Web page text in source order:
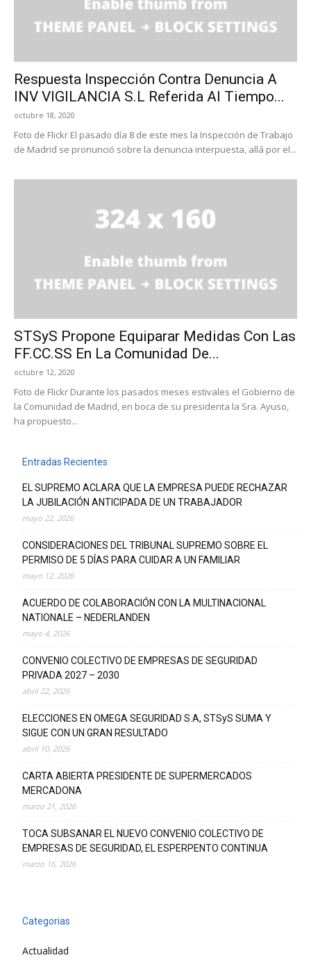
Respuesta Inspección Contra Denuncia A
INV VIGILANCIA S.L Referida Al Tiempo...
octubre 18, 2020
Foto de Flickr El pasado día 8 de este mes la Inspección de Trabajo
de Madrid se pronunció sobre la denuncia interpuesta, allá por el...
STSyS Propone Equiparar Medidas Con Las
FF.CC.SS En La Comunidad De...
octubre 12, 2020
Foto de Flickr Durante los pasados meses estivales el Gobierno de
la Comunidad de Madrid, en boca de su presidenta la Sra. Ayuso,
ha propuesto...
Entradas Recientes
EL SUPREMO ACLARA QUE LA EMPRESA PUEDE RECHAZAR
LA JUBILACIÓN ANTICIPADA DE UN TRABAJADOR
mayo 22, 2026
CONSIDERACIONES DEL TRIBUNAL SUPREMO SOBRE EL
PERMISO DE 5 DÍAS PARA CUIDAR A UN FAMILIAR
mayo 12, 2026
ACUERDO DE COLABORACIÓN CON LA MULTINACIONAL
NATIONALE – NEDERLANDEN
mayo 4, 2026
CONVENIO COLECTIVO DE EMPRESAS DE SEGURIDAD
PRIVADA 2027 – 2030
abril 22, 2026
ELECCIONES EN OMEGA SEGURIDAD S.A, STSyS SUMA Y
SIGUE CON UN GRAN RESULTADO
abril 10, 2026
CARTA ABIERTA PRESIDENTE DE SUPERMERCADOS
MERCADONA
marzo 21, 2026
TOCA SUBSANAR EL NUEVO CONVENIO COLECTIVO DE
EMPRESAS DE SEGURIDAD, EL ESPERPENTO CONTINUA
marzo 16, 2026
Categorias
Actualidad